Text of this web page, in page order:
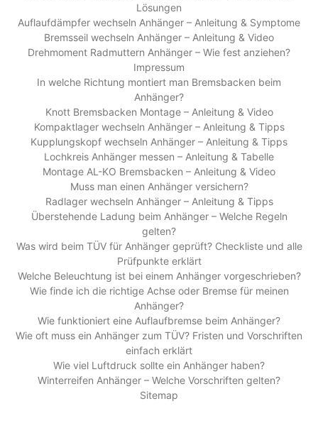
Lösungen
Auflaufdämpfer wechseln Anhänger – Anleitung & Symptome
Bremsseil wechseln Anhänger – Anleitung & Video
Drehmoment Radmuttern Anhänger – Wie fest anziehen?
Impressum
In welche Richtung montiert man Bremsbacken beim
Anhänger?
Knott Bremsbacken Montage – Anleitung & Video
Kompaktlager wechseln Anhänger – Anleitung & Tipps
Kupplungskopf wechseln Anhänger – Anleitung & Tipps
Lochkreis Anhänger messen – Anleitung & Tabelle
Montage AL-KO Bremsbacken – Anleitung & Video
Muss man einen Anhänger versichern?
Radlager wechseln Anhänger – Anleitung & Tipps
Überstehende Ladung beim Anhänger – Welche Regeln
gelten?
Was wird beim TÜV für Anhänger geprüft? Checkliste und alle
Prüfpunkte erklärt
Welche Beleuchtung ist bei einem Anhänger vorgeschrieben?
Wie finde ich die richtige Achse oder Bremse für meinen
Anhänger?
Wie funktioniert eine Auflaufbremse beim Anhänger?
Wie oft muss ein Anhänger zum TÜV? Fristen und Vorschriften
einfach erklärt
Wie viel Luftdruck sollte ein Anhänger haben?
Winterreifen Anhänger – Welche Vorschriften gelten?
Sitemap